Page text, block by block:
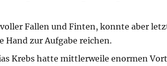
Fallen und Finten, konnte aber
Hand zur Aufgabe reichen.
Krebs hatte mittlerweile enormen